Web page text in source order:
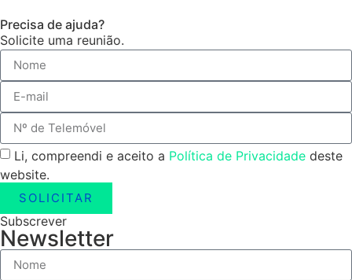
Precisa de ajuda?
Solicite uma reunião.
Li, compreendi e aceito a Política de Privacidade deste
website.
SOLICITAR
Subscrever
Newsletter